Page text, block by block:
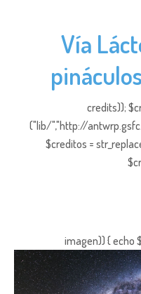
Vía
credits));
("lib/","http://
$creditos =
imagen)) { echo